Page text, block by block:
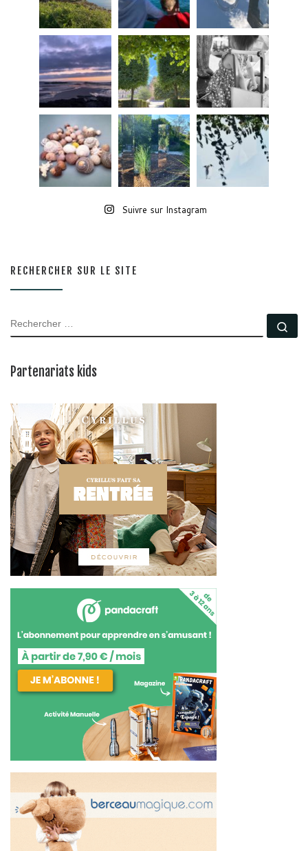
Suivre sur Instagram
RECHERCHER SUR LE SITE
RECHERCHER
Partenariats kids